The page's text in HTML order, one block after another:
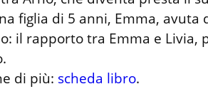
figlia di 5 anni, Emma, avuta
il rapporto tra Emma e Livia,
di più: scheda libro.